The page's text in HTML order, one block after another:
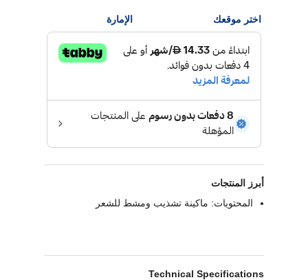
اختر موقعك الإمارة
أبرز المنتجات
المحتويات: ماكينة تشذيب ومشط للشعر
Technical Specifications